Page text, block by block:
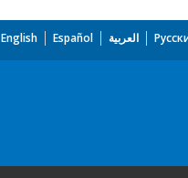
English Español العربية